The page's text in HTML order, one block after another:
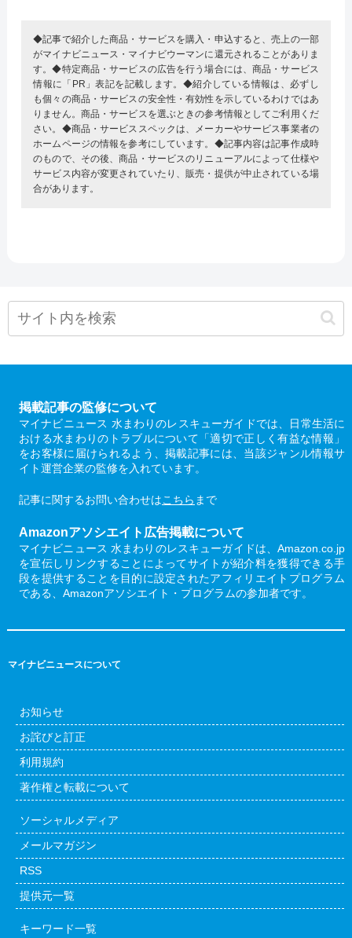
◆記事で紹介した商品・サービスを購入・申込すると、売上の一部
がマイナビニュース・マイナビウーマンに還元されることがありま
す。◆特定商品・サービスの広告を行う場合には、商品・サービス
情報に「PR」表記を記載します。◆紹介している情報は、必ずし
も個々の商品・サービスの安全性・有効性を示しているわけではあ
りません。商品・サービスを選ぶときの参考情報としてご利用くだ
さい。◆商品・サービススペックは、メーカーやサービス事業者の
ホームページの情報を参考にしています。◆記事内容は記事作成時
のもので、その後、商品・サービスのリニューアルによって仕様や
サービス内容が変更されていたり、販売・提供が中止されている場
合があります。
掲載記事の監修について
マイナビニュース 水まわりのレスキューガイドでは、日常生活に
おける水まわりのトラブルについて「適切で正しく有益な情報」
をお客様に届けられるよう、掲載記事には、当該ジャンル情報サ
イト運営企業の監修を入れています。
記事に関するお問い合わせはこちら まで
Amazonアソシエイト広告掲載について
マイナビニュース 水まわりのレスキューガイドは、Amazon.co.jp
を宣伝しリンクすることによってサイトが紹介料を獲得できる手
段を提供することを目的に設定されたアフィリエイトプログラム
である、Amazonアソシエイト・プログラムの参加者です。
マイナビニュースについて
お知らせ
お詫びと訂正
利用規約
著作権と転載について
ソーシャルメディア
メールマガジン
RSS
提供元一覧
キーワード一覧